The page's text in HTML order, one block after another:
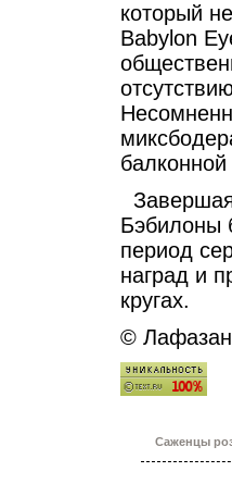
который
Babylon
балконной
Бэбилоны
период
наград и
кругах.
©
Саженцы